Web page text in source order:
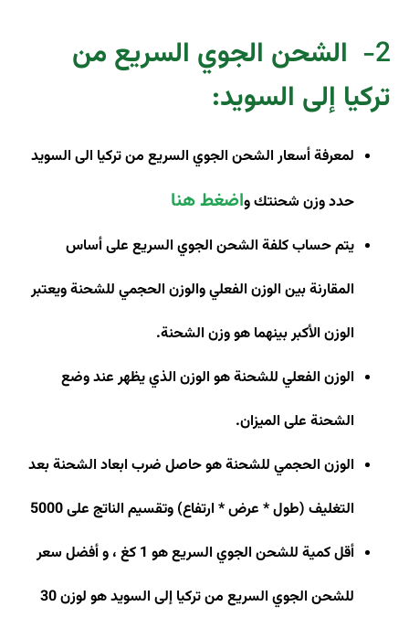
2-
الشحن الجوي السريع من
تركيا إلى السويد:
لمعرفة أسعار الشحن الجوي السريع من تركيا الى السويد
حدد وزن شحنتك واضغط هنا
يتم حساب كلفة الشحن الجوي السريع على أساس
المقارنة بين الوزن الفعلي والوزن الحجمي للشحنة ويعتبر
الوزن الأكبر بينهما هو وزن الشحنة.
الوزن الفعلي للشحنة هو الوزن الذي يظهر عند وضع
الشحنة على الميزان.
الوزن الحجمي للشحنة هو حاصل ضرب ابعاد الشحنة بعد
التغليف (طول * عرض * ارتفاع) وتقسيم الناتج على 5000
أقل كمية للشحن الجوي السريع هو 1 كغ ، و أفضل سعر
للشحن الجوي السريع من تركيا إلى السويد هو لوزن 30